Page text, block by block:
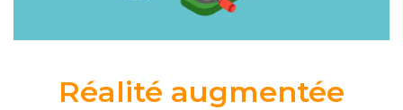
Réalité augmentée